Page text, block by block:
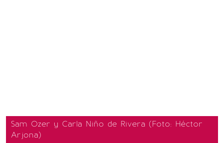
Sam Ozer y Carla Niño de Rivera (Foto: Héctor
Arjona)